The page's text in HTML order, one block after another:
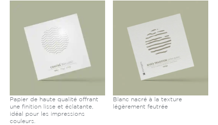
Papier de haute qualité offrant
une finition lisse et éclatante,
idéal pour les impressions
couleurs.
Blanc nacré à la texture
légèrement feutrée